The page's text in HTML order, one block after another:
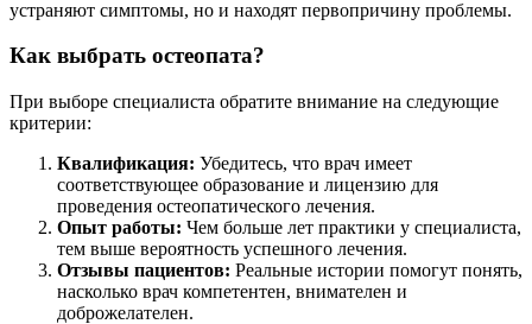
устраняют симптомы, но и находят первопричину проблемы.
Как выбрать остеопата?
При выборе специалиста обратите внимание на следующие
критерии:
Квалификация: Убедитесь, что врач имеет
соответствующее образование и лицензию для
проведения остеопатического лечения.
Опыт работы: Чем больше лет практики у специалиста,
тем выше вероятность успешного лечения.
Отзывы пациентов: Реальные истории помогут понять,
насколько врач компетентен, внимателен и
доброжелателен.